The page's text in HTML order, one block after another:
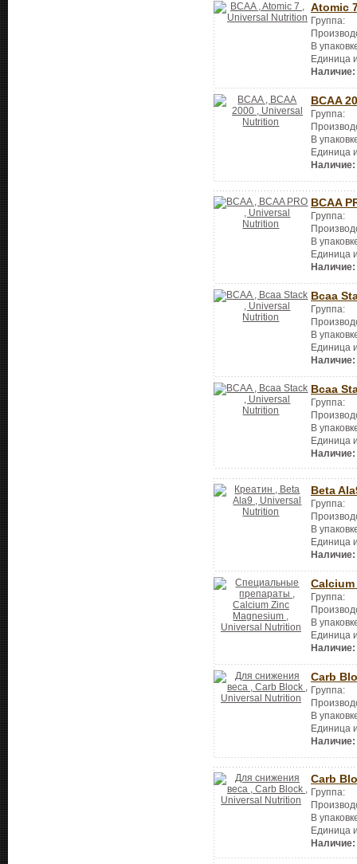
Atomic
Группа:
В
Единица
Наличие:
BCAA
Группа:
В
Единица
Наличие:
BCAA
Группа:
В
Единица
Наличие:
Bcaa
Группа:
В
Единица
Наличие:
Bcaa
Группа:
В
Единица
Наличие:
Beta
Группа:
В
Единица
Наличие:
Группа:
В
Единица
Наличие:
Carb
Группа:
В
Единица
Наличие:
Carb
Группа:
В
Единица
Наличие: